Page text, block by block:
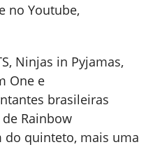
no Youtube,
Ninjas in Pyjamas,
One e
brasileiras
Rainbow
do quinteto, mais uma